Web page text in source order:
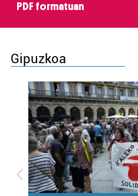
PDF formatuan
Gipuzkoa